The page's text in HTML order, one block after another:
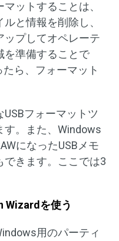
ットすることは、
と情報を削除し、
ップしてオペレーテ
を準備することで
たら、フォーマット
フォーマットツ
す。また、Windows
になったUSBメモ
できます。ここでは3
を使う
用のパーティ